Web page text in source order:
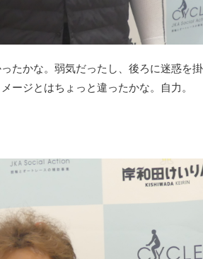
たかな。弱気だったし、後ろに迷惑を
ージとはちょっと違ったかな。自力。